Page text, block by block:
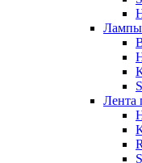
Лампы
Лента